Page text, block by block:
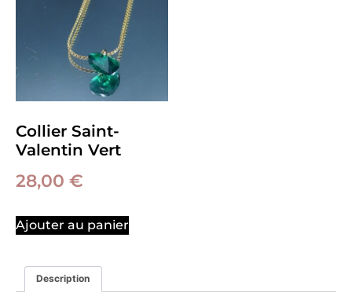
Description
Collier Saint-
Valentin Vert
28,00 €
Ajouter au panier